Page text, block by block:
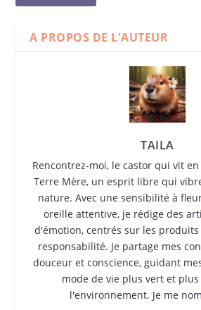
A PROPOS DE L'AUTEUR
TAILA
Rencontrez-moi, le castor qui vit
Terre Mère, un esprit libre qui
nature. Avec une sensibilité à
oreille attentive, je rédige des
d'émotion, centrés sur les
responsabilité. Je partage mes
douceur et conscience, guidant
mode de vie plus vert et plus
l'environnement. Je me